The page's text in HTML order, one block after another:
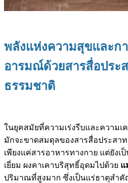
พลังแห่งความสุขและก
อารมณ์ด้วยสารสื่อประ
ธรรมชาติ
ในยุคสมัยที่ความเร่งรีบและความเค
มักจะขาดสมดุลของสารสื่อประสา
เพียงแค่สารอาหารทางกาย แต่ยัง
เยี่ยม ผงคาเคาบริสุทธิ์อุดมไปด้วย แ
ปริมาณที่สูงมาก ซึ่งเป็นแร่ธาตุสำ